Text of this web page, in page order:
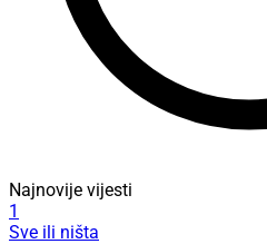
Najnovije vijesti
1
Sve ili ništa